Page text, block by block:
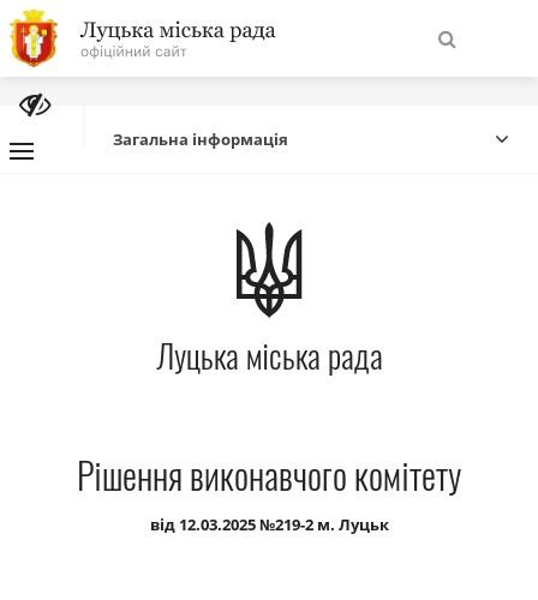
На
головну
Про місто
Міська влада
Міська рада
Публічна інформація
Загальна інформація
Луцька міська рада
Рішення виконавчого комітету
від 12.03.2025 №219-2 м. Луцьк